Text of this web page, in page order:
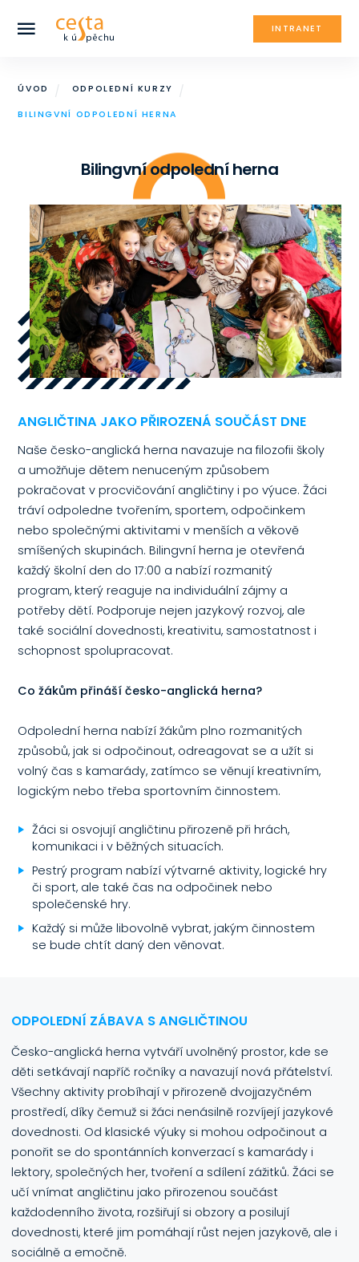
INTRANET
ÚVOD ODPOLEDNÍ KURZY
BILINGVNÍ ODPOLEDNÍ HERNA
Bilingvní odpolední herna
ANGLIČTINA JAKO PŘIROZENÁ SOUČÁST DNE
Naše česko-anglická herna navazuje na filozofii školy
a umožňuje dětem nenuceným způsobem
pokračovat v procvičování angličtiny i po výuce. Žáci
tráví odpoledne tvořením, sportem, odpočinkem
nebo společnými aktivitami v menších a věkově
smíšených skupinách. Bilingvní herna je otevřená
každý školní den do 17:00 a nabízí rozmanitý
program, který reaguje na individuální zájmy a
potřeby dětí. Podporuje nejen jazykový rozvoj, ale
také sociální dovednosti, kreativitu, samostatnost i
schopnost spolupracovat.
Co žákům přináší česko-anglická herna?
Odpolední herna nabízí žákům plno rozmanitých
způsobů, jak si odpočinout, odreagovat se a užít si
volný čas s kamarády, zatímco se věnují kreativním,
logickým nebo třeba sportovním činnostem.
Žáci si osvojují angličtinu přirozeně při hrách,
komunikaci i v běžných situacích.
Pestrý program nabízí výtvarné aktivity, logické hry
či sport, ale také čas na odpočinek nebo
společenské hry.
Každý si může libovolně vybrat, jakým činnostem
se bude chtít daný den věnovat.
ODPOLEDNÍ ZÁBAVA S ANGLIČTINOU
Česko-anglická herna vytváří uvolněný prostor, kde se
děti setkávají napříč ročníky a navazují nová přátelství.
Všechny aktivity probíhají v přirozeně dvojjazyčném
prostředí, díky čemuž si žáci nenásilně rozvíjejí jazykové
dovednosti. Od klasické výuky si mohou odpočinout a
ponořit se do spontánních konverzací s kamarády i
lektory, společných her, tvoření a sdílení zážitků. Žáci se
učí vnímat angličtinu jako přirozenou součást
každodenního života, rozšiřují si obzory a posilují
dovednosti, které jim pomáhají růst nejen jazykově, ale i
sociálně a emočně.